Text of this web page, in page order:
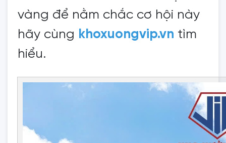
vàng để nằm chắc cơ hội này
hãy cùng khoxuongvip.vn tìm
hiểu.